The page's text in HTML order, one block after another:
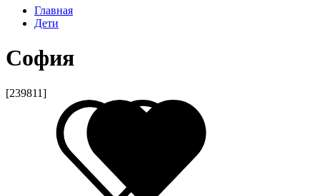
Главная
Дети
София
[239811]